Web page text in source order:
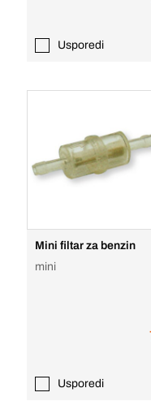
Usporedi
Mini filtar za benzin
mini
Usporedi